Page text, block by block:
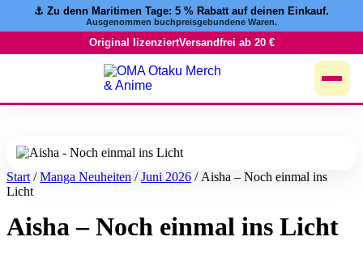
⚓️ Zu denn Maritimen Tage: 5 % Rabattauf deinen Einkauf.
Ausgenommen buchpreisgebundene Waren.
Original lizenziertVersandfrei ab 20 €
Start /Manga Neuheiten /Juni 2026 / Aisha – Noch einmal ins
Licht
Aisha – Noch einmal ins Licht